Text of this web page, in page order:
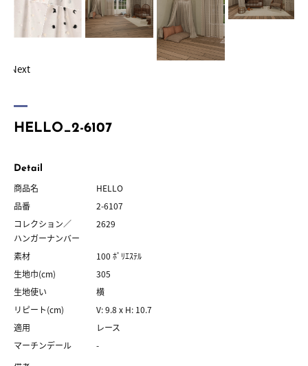
Next
HELLO_2-6107
Detail
商品名
HELLO
品番
2-6107
コレクション／
ハンガーナンバー
2629
素材
100 ﾎﾟﾘｴｽﾃﾙ
生地巾(cm)
305
生地使い
横
リピート(cm)
V: 9.8 x H: 10.7
適用
レース
マーチンデール
-